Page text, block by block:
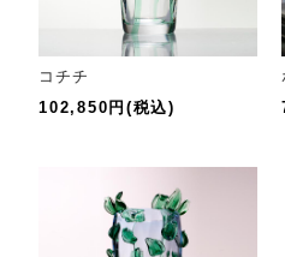
コチチ
102,850円(税込)